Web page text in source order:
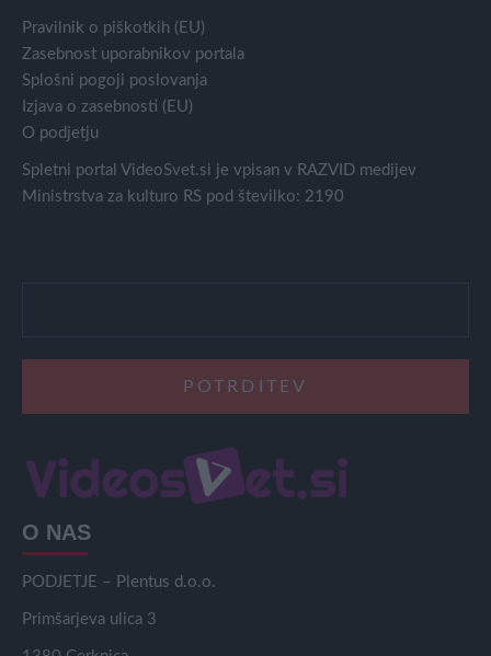
Pravilnik o piškotkih (EU)
Zasebnost uporabnikov portala
Splošni pogoji poslovanja
Izjava o zasebnosti (EU)
O podjetju
Spletni portal VideoSvet.si je vpisan v RAZVID medijev
Ministrstva za kulturo RS pod številko: 2190
O NAS
PODJETJE – Plentus d.o.o.
Primšarjeva ulica 3